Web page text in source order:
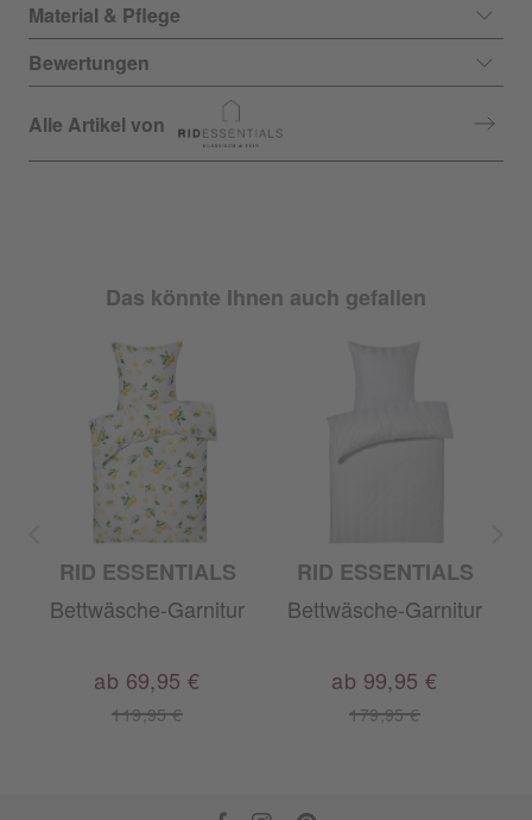
Material & Pflege
Bewertungen
Alle Artikel von
Das könnte Ihnen auch gefallen
RID ESSENTIALS
Bettwäsche-Garnitur
119,95 €
ab 69,95 €
RID ESSENTIALS
Bettwäsche-Garnitur
179,95 €
ab 99,95 €